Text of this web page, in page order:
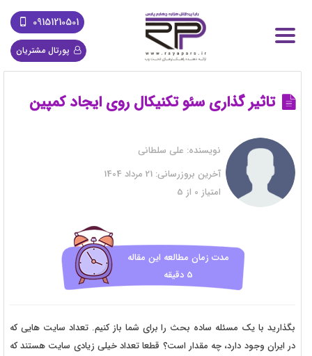
09151210501
پورتال مشتریان
تاثیر گذاری سئو تکنیکال روی ایجاد کمپین
نویسنده: علی سلطانی
آخرین بروزرسانی:
امتیاز 0 از 5
مدت زمان مطالعه این مقاله
5 دقیقه
بگذارید با یک مسئله ساده بحث را برای شما باز کنیم. تعداد سایت هایی که
در ایران وجود دارد، چه مقدار است؟ قطعا تعداد خیلی زیادی سایت هستند که